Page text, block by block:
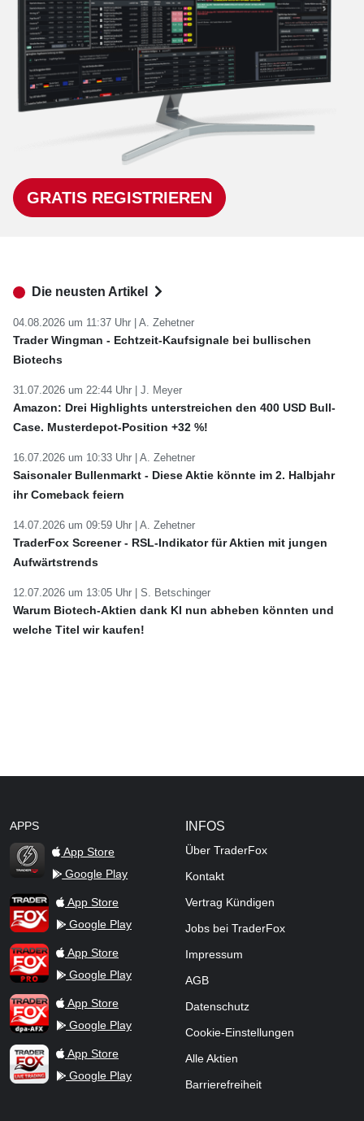
GRATIS REGISTRIEREN
Die neusten Artikel
04.08.2026 um 11:37 Uhr | A. Zehetner
Trader Wingman - Echtzeit-Kaufsignale bei bullischen
Biotechs
31.07.2026 um 22:44 Uhr | J. Meyer
Amazon: Drei Highlights unterstreichen den 400 USD Bull-
Case. Musterdepot-Position +32 %!
16.07.2026 um 10:33 Uhr | A. Zehetner
Saisonaler Bullenmarkt - Diese Aktie könnte im 2. Halbjahr
ihr Comeback feiern
14.07.2026 um 09:59 Uhr | A. Zehetner
TraderFox Screener - RSL-Indikator für Aktien mit jungen
Aufwärtstrends
12.07.2026 um 13:05 Uhr | S. Betschinger
Warum Biotech-Aktien dank KI nun abheben könnten und
welche Titel wir kaufen!
APPS
TraderFox Flash
App Store
Google Play
TraderFox AppApp Store
Google Play
TraderFox ProApp Store
Google Play
TraderFox dpa-AFX ProFeed
App Store
Google Play
TraderFox Live Trading
App Store
Google Play
INFOS
Über TraderFox
Kontakt
Vertrag Kündigen
Jobs bei TraderFox
Impressum
AGB
Datenschutz
Cookie-Einstellungen
Alle Aktien
Barrierefreiheit